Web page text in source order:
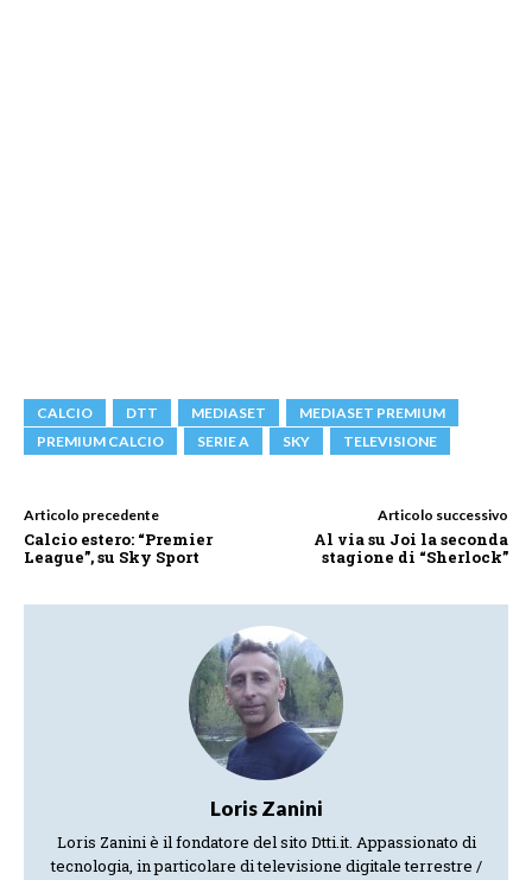
CALCIO DTT MEDIASET
MEDIASET PREMIUM
PREMIUM CALCIO
SERIE A SKY TELEVISIONE
Articolo precedente
Calcio estero: “Premier
League”, su Sky Sport
Articolo successivo
Al via su Joi la seconda
stagione di “Sherlock”
Loris Zanini
Loris Zanini è il fondatore del sito Dtti.it. Appassionato di
tecnologia, in particolare di televisione digitale terrestre /